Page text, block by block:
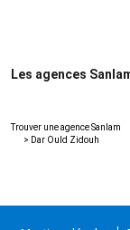
Les agences
Trouver une agence Sanlam
> Dar Ould Zidouh